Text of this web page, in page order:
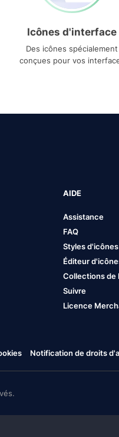
Icônes d'interface
Des icônes spécialement
conçues pour vos
AIDE
Assistance
FAQ
Styles d'icônes
Éditeur
Collections de
Suivre
Licence
Notification de droits